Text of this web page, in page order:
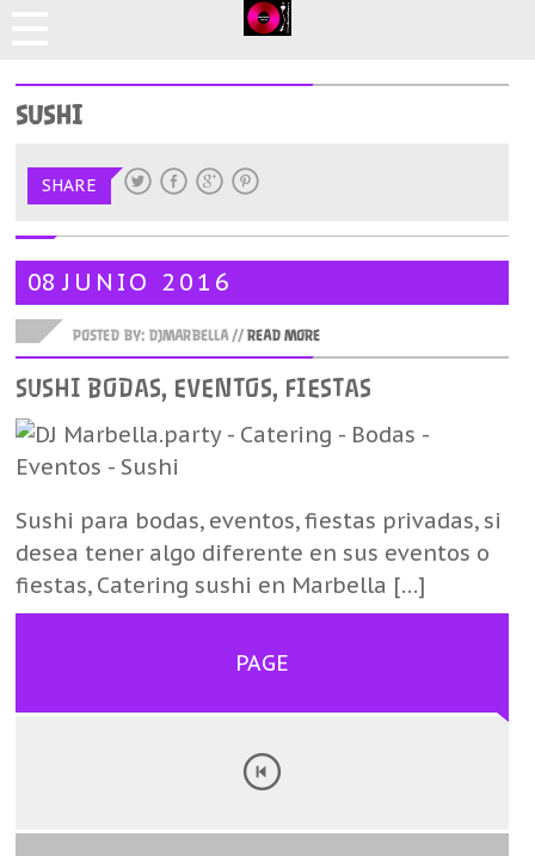
SUSHI
SHARE
08JUNIO 2016
POSTED BY: DJMARBELLA //READ MORE
SUSHI BODAS, EVENTOS, FIESTAS
Sushi para bodas, eventos, fiestas privadas, si
desea tener algo diferente en sus eventos o
fiestas, Catering sushi en Marbella […]
PAGE